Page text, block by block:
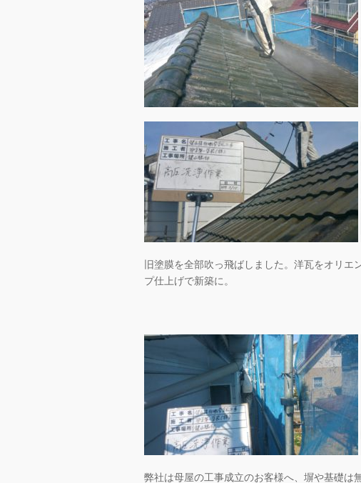
旧塗膜を全部吹っ飛ばしました。洋瓦をオリ
プ仕上げで新築に。
弊社は母屋の工事成立のお客様へ、塀や基礎は